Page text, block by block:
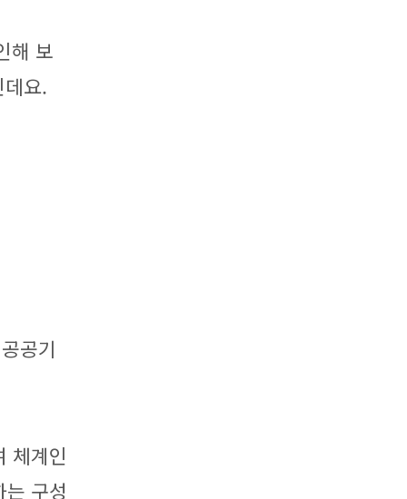
해 보
요.
공기
체계인
구성